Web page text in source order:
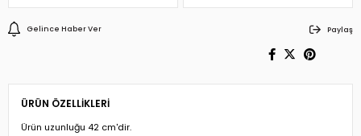
Gelince Haber Ver Paylaş
ÜRÜN ÖZELLIKLERI
Ürün uzunluğu 42 cm'dir.